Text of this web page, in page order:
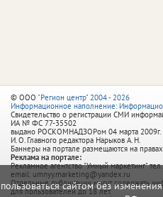
сайтом без изменения
© ООО "Регион центр" 2004 - 2026
Информационное наполнение:
Свидетельство о регистрации СМИ
ИА № ФС 77‑35502
выдано РОСКОМНАДЗОРом 04 марта 2009г.
И. О. Главного редактора Нарыков А. Н.
Баннеры на портале размещаются на правах
Реклама на портале:
Рекламное агентство "Умный маркетинг"
email: umnyy.marketing@yandex.ru
Отдельные публикации могут содержать
для пользователей до 18 лет.